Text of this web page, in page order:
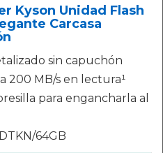
Kyson Unidad Flash
Carcasa
sin capuchón
200 MB/s en lectura¹
para engancharla al
64GB